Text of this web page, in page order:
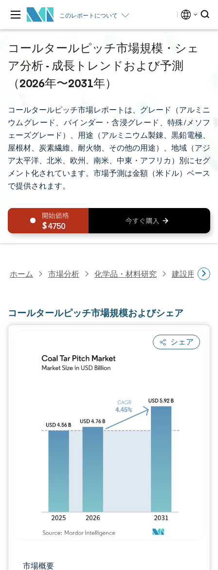
このレポートについて
コールタールピッチ市場規模・シェ
ア分析 - 成長トレンドおよび予測
（2026年〜2031年）
コールタールピッチ市場レポートは、グレード（アルミニ
ウムグレード、バインダー・含浸グレード、特殊/メソフ
ェーズグレード）、用途（アルミニウム製錬、黒鉛電極、
屋根材、炭素繊維、耐火物、その他の用途）、地域（アジ
ア太平洋、北米、欧州、南米、中東・アフリカ）別にセグ
メント化されています。市場予測は金額（米ドル）ベース
で提供されます。
4750
ホーム 市場分析 化学品・材料研究 建設用化学
コールタールピッチ市場規模およびシェア
シェア
市場概要